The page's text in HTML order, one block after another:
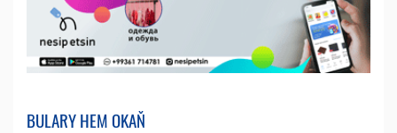
BULARY HEM OKAŇ